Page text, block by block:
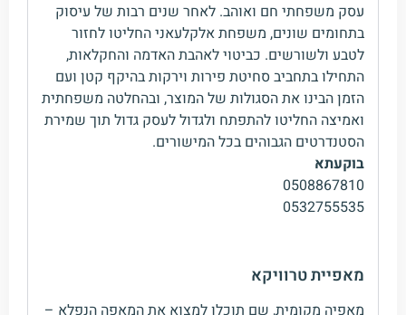
עסק משפחתי חם ואוהב. לאחר שנים רבות של עיסוק
בתחומים שונים, משפחת אלקלעאני החליטו לחזור
לטבע ולשורשים. כביטוי לאהבת האדמה והחקלאות,
התחילו בתחביב סחיטת פירות וירקות בהיקף קטן ועם
הזמן הבינו את הסגולות של המוצר, ובהחלטה משפחתית
ואמיצה החליטו להתפתח ולגדול לעסק גדול תוך שמירת
הסטנדרטים הגבוהים בכל המישורים.
בוקעתא
0508867810
0532755535
מאפיית טרוויקא
מאפיה מקומית, שם תוכלו למצוא את המאפה הנפלא –